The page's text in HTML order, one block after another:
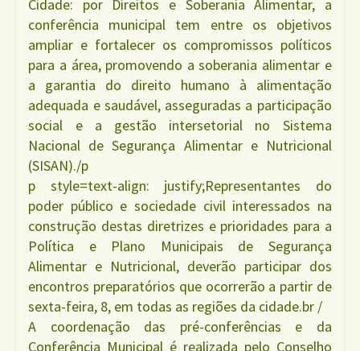
Cidade: por Direitos e Soberania Alimentar, a
conferência municipal tem entre os objetivos
ampliar e fortalecer os compromissos políticos
para a área, promovendo a soberania alimentar e
a garantia do direito humano à alimentação
adequada e saudável, asseguradas a participação
social e a gestão intersetorial no Sistema
Nacional de Segurança Alimentar e Nutricional
(SISAN)./p
p style=text-align: justify;Representantes do
poder público e sociedade civil interessados na
construção destas diretrizes e prioridades para a
Política e Plano Municipais de Segurança
Alimentar e Nutricional, deverão participar dos
encontros preparatórios que ocorrerão a partir de
sexta-feira, 8, em todas as regiões da cidade.br /
A coordenação das pré-conferências e da
Conferência Municipal é realizada pelo Conselho